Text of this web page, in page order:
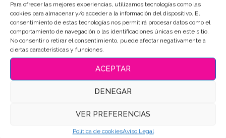
Para ofrecer las mejores experiencias, utilizamos tecnologías como las
cookies para almacenar y/o acceder a la información del dispositivo. El
consentimiento de estas tecnologías nos permitirá procesar datos como el
comportamiento de navegación o las identificaciones únicas en este sitio.
No consentir o retirar el consentimiento, puede afectar negativamente a
ciertas características y funciones.
ACEPTAR
DENEGAR
VER PREFERENCIAS
Política de cookiesAviso Legal
Puedes consultar los ingredientesaquí.
AÑADIR AL CARRITO
#Abuelitos, #DulcesDeHomenaje
Galletas Decoradas,Galletas personalizadas